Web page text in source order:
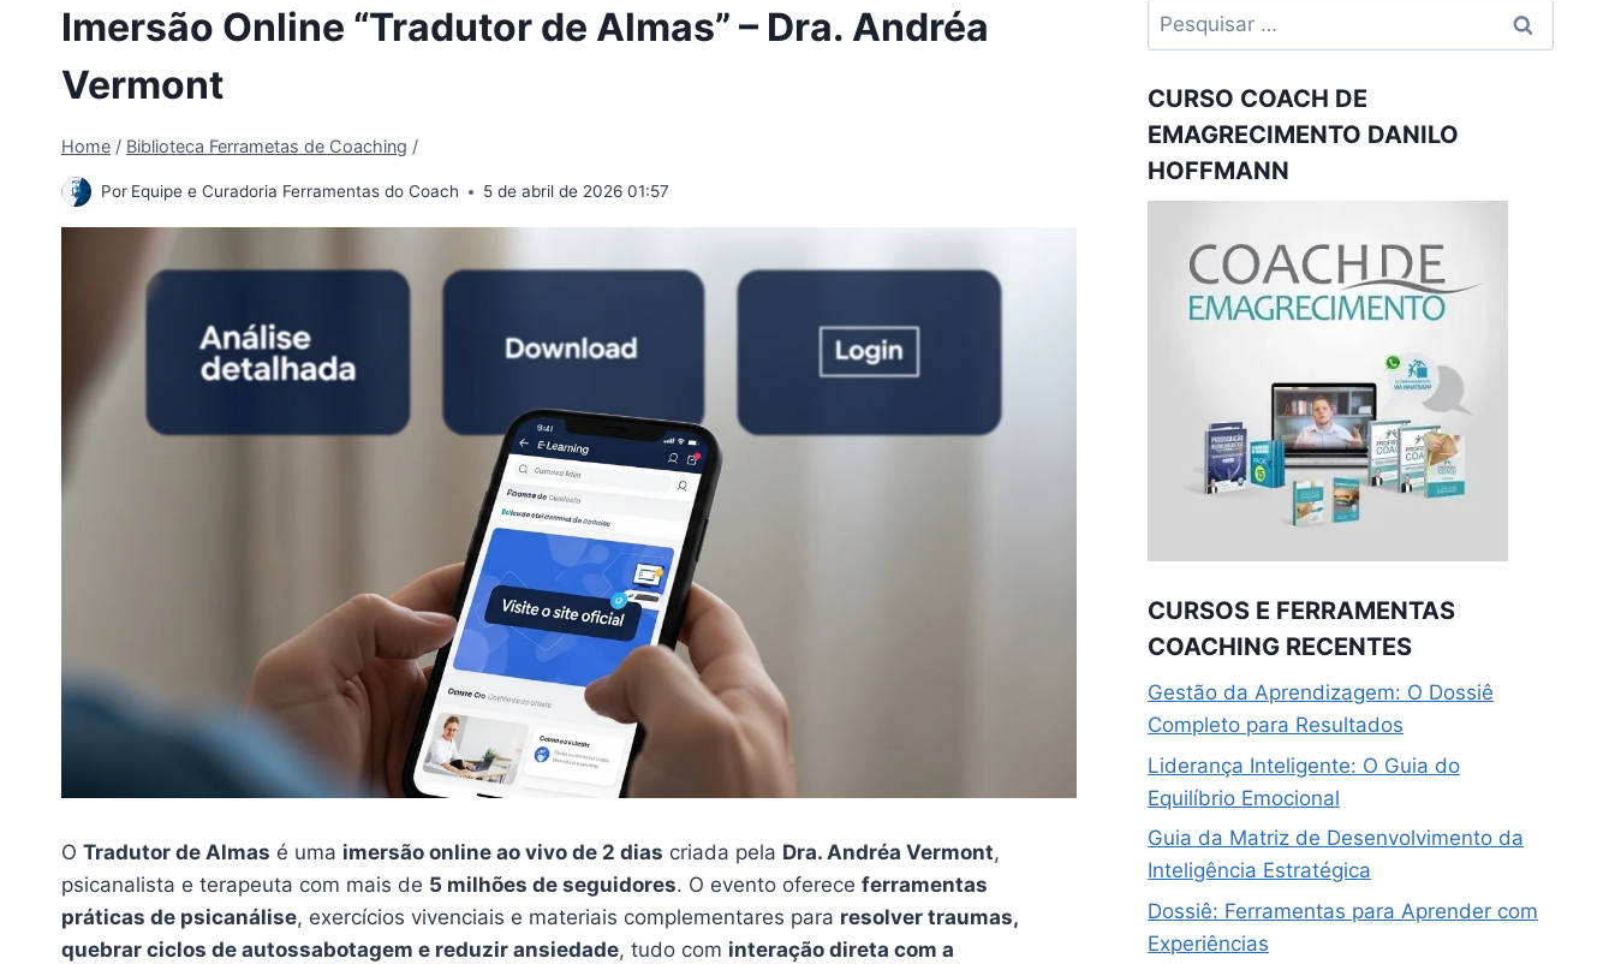
Imersão Online “Tradutor de Almas” – Dra. Andréa
Vermont
Home / Biblioteca Ferrametas de Coaching /
Por Equipe e Curadoria Ferramentas do Coach 5 de abril de 2026 01:57
O Tradutor de Almas é uma imersão online ao vivo de 2 dias criada pela Dra. Andréa Vermont,
psicanalista e terapeuta com mais de 5 milhões de seguidores. O evento oferece ferramentas
práticas de psicanálise, exercícios vivenciais e materiais complementares para resolver traumas,
quebrar ciclos de autossabotagem e reduzir ansiedade, tudo com interação direta com a
Pesquisar
por:
CURSO COACH DE
EMAGRECIMENTO DANILO
HOFFMANN
CURSOS E FERRAMENTAS
COACHING RECENTES
Gestão da Aprendizagem: O Dossiê
Completo para Resultados
Liderança Inteligente: O Guia do
Equilíbrio Emocional
Guia da Matriz de Desenvolvimento da
Inteligência Estratégica
Dossiê: Ferramentas para Aprender com
Experiências